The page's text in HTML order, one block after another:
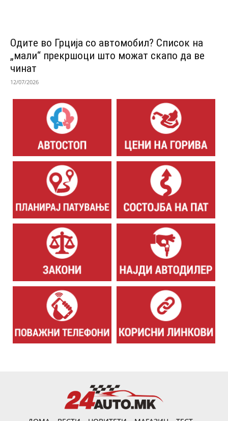
Одитe во Грција со автомобил? Список на
„мали“ прекршоци што можат скапо да ве
чинат
12/07/2026